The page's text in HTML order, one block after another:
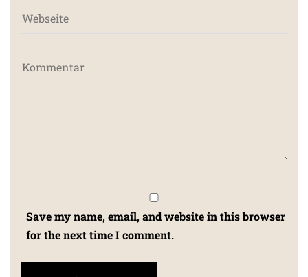
Save my name, email, and website in this browser
for the next time I comment.